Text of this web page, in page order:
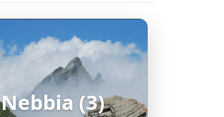
Nebbia (3)